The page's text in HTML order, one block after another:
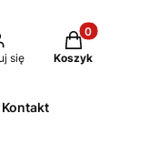
się
Produkty w
Koszyk
Kontakt